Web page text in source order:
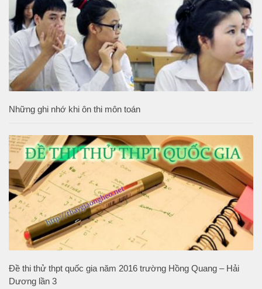
Những ghi nhớ khi ôn thi môn toán
Đề thi thử thpt quốc gia năm 2016 trường Hồng Quang – Hải
Dương lần 3